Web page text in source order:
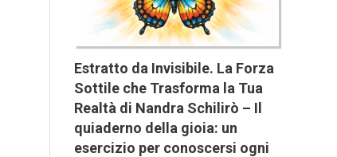
Estratto da Invisibile. La Forza
Sottile che Trasforma la Tua
Realtà di Nandra Schilirò – Il
quiaderno della gioia: un
esercizio per conoscersi ogni